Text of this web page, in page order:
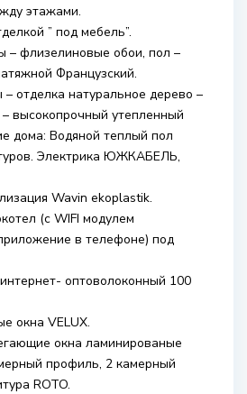
этажами.
” под мебель”.
– флизелиновые обои, пол –
Французский.
отделка натуральное дерево –
высокопрочный утепленный
дома: Водяной теплый пол
Электрика ЮЖКАБЕЛЬ,
Wavin ekoplastik.
(с WIFI модулем
в телефоне) под
оптоволоконный 100
окна VELUX.
окна ламинированые
профиль, 2 камерный
ROTO.